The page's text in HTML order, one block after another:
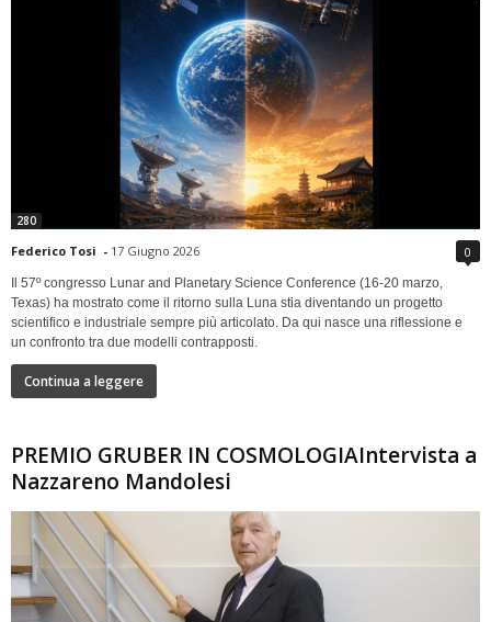
280
Federico Tosi - 17 Giugno 2026 0
Il 57º congresso Lunar and Planetary Science Conference (16-20 marzo,
Texas) ha mostrato come il ritorno sulla Luna stia diventando un progetto
scientifico e industriale sempre più articolato. Da qui nasce una riflessione e
un confronto tra due modelli contrapposti.
Continua a leggere
PREMIO GRUBER IN COSMOLOGIAIntervista a
Nazzareno Mandolesi